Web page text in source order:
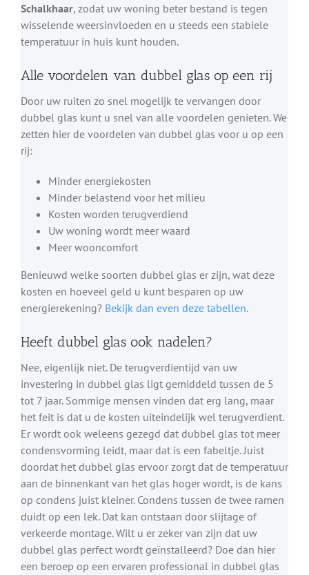
Schalkhaar, zodat uw woning beter bestand is tegen
wisselende weersinvloeden en u steeds een stabiele
temperatuur in huis kunt houden.
Alle voordelen van dubbel glas op een rij
Door uw ruiten zo snel mogelijk te vervangen door
dubbel glas kunt u snel van alle voordelen genieten. We
zetten hier de voordelen van dubbel glas voor u op een
rij:
Minder energiekosten
Minder belastend voor het milieu
Kosten worden terugverdiend
Uw woning wordt meer waard
Meer wooncomfort
Benieuwd welke soorten dubbel glas er zijn, wat deze
kosten en hoeveel geld u kunt besparen op uw
energierekening? Bekijk dan even deze tabellen.
Heeft dubbel glas ook nadelen?
Nee, eigenlijk niet. De terugverdientijd van uw
investering in dubbel glas ligt gemiddeld tussen de 5
tot 7 jaar. Sommige mensen vinden dat erg lang, maar
het feit is dat u de kosten uiteindelijk wel terugverdient.
Er wordt ook weleens gezegd dat dubbel glas tot meer
condensvorming leidt, maar dat is een fabeltje. Juist
doordat het dubbel glas ervoor zorgt dat de temperatuur
aan de binnenkant van het glas hoger wordt, is de kans
op condens juist kleiner. Condens tussen de twee ramen
duidt op een lek. Dat kan ontstaan door slijtage of
verkeerde montage. Wilt u er zeker van zijn dat uw
dubbel glas perfect wordt geïnstalleerd? Doe dan hier
een beroep op een ervaren professional in dubbel glas